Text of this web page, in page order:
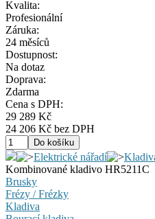
Kvalita:
Profesionální
Záruka:
24 měsíců
Dostupnost:
Na dotaz
Doprava:
Zdarma
Cena s DPH:
29 289 Kč
24 206 Kč bez DPH
Elektrické nářadí
Kombinované kladivo HR5211C
Brusky
Frézy / Frézky
Kladiva